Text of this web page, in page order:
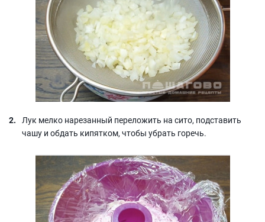
Лук мелко нарезанный переложить на сито, подставить
чашу и обдать кипятком, чтобы убрать горечь.